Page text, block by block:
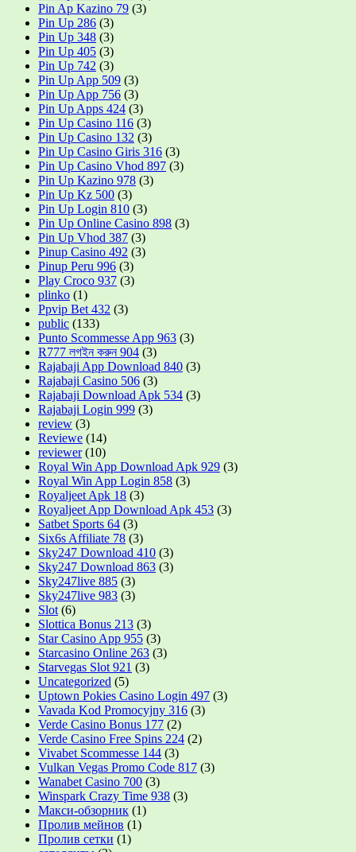
Pin Ap Kazino 79 (3)
Pin Up 286 (3)
Pin Up 348 (3)
Pin Up 405 (3)
Pin Up 742 (3)
Pin Up App 509 (3)
Pin Up App 756 (3)
Pin Up Apps 424 (3)
Pin Up Casino 116 (3)
Pin Up Casino 132 (3)
Pin Up Casino Giris 316 (3)
Pin Up Casino Vhod 897 (3)
Pin Up Kazino 978 (3)
Pin Up Kz 500 (3)
Pin Up Login 810 (3)
Pin Up Online Casino 898 (3)
Pin Up Vhod 387 (3)
Pinup Casino 492 (3)
Pinup Peru 996 (3)
Play Croco 937 (3)
plinko (1)
Ppvip Bet 432 (3)
public (133)
Punto Scommesse App 963 (3)
R777 লগইন করুন 904 (3)
Rajabaji App Download 840 (3)
Rajabaji Casino 506 (3)
Rajabaji Download Apk 534 (3)
Rajabaji Login 999 (3)
review (3)
Reviewe (14)
reviewer(10)
Royal Win App Download Apk 929 (3)
Royal Win App Login 858 (3)
Royaljeet Apk 18 (3)
Royaljeet App Download Apk 453 (3)
Satbet Sports 64 (3)
Six6s Affiliate 78 (3)
Sky247 Download 410 (3)
Sky247 Download 863 (3)
Sky247live 885 (3)
Sky247live 983 (3)
Slot(6)
Slottica Bonus 213 (3)
Star Casino App 955 (3)
Starcasino Online 263 (3)
Starvegas Slot 921 (3)
Uncategorized (5)
Uptown Pokies Casino Login 497 (3)
Vavada Kod Promocyjny 316 (3)
Verde Casino Bonus 177 (2)
Verde Casino Free Spins 224 (2)
Vivabet Scommesse 144 (3)
Vulkan Vegas Promo Code 817 (3)
Wanabet Casino 700 (3)
Winspark Crazy Time 938 (3)
Макси-обзорник (1)
Пролив мейнов (1)
Пролив сетки (1)